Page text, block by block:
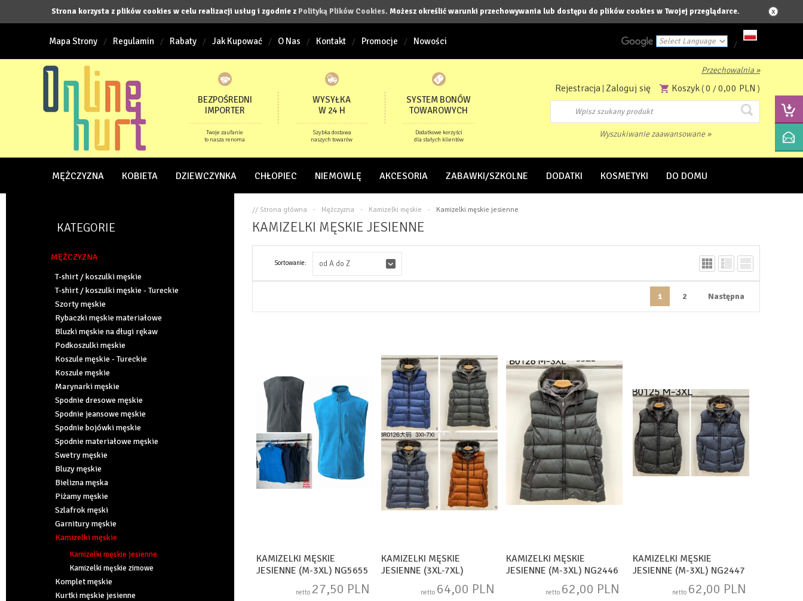
Strona korzysta z plików cookies w celu realizacji usług i zgodnie z Polityką Plików Cookies. Możesz określić warunki przechowywania lub dostępu do plików cookies w Twojej przeglądarce.
Mapa Strony Regulamin Rabaty Jak Kupować O Nas Kontakt Promocje Nowości /
BEZPOŚREDNI
IMPORTER
Twoje zaufanie
to nasza renoma
WYSYŁKA
W 24 H
Szybka dostawa
naszych towarów
SYSTEM BONÓW
TOWAROWYCH
Dodatkowe korzyści
dla stałych klientów
Przechowalnia »
Rejestracja Zaloguj się Koszyk (0 /0,00 PLN )
Wyszukiwanie zaawansowane »
MĘŻCZYZNA KOBIETA DZIEWCZYNKA CHŁOPIEC NIEMOWLĘ AKCESORIA ZABAWKI/SZKOLNE DODATKI KOSMETYKI DO DOMU
KATEGORIE
MĘŻCZYZNA
T-shirt / koszulki męskie
T-shirt / koszulki męskie - Tureckie
Szorty męskie
Rybaczki męskie materiałowe
Bluzki męskie na długi rękaw
Podkoszulki męskie
Koszule męskie - Tureckie
Koszule męskie
Marynarki męskie
Spodnie dresowe męskie
Spodnie jeansowe męskie
Spodnie bojówki męskie
Spodnie materiałowe męskie
Swetry męskie
Bluzy męskie
Bielizna męska
Piżamy męskie
Szlafrok męski
Garnitury męskie
Kamizelki męskie
Kamizelki męskie jesienne
Kamizelki męskie zimowe
Komplet męskie
Kurtki męskie jesienne
// Strona główna - Mężczyzna - Kamizelki męskie - Kamizelki męskie jesienne
KAMIZELKI MĘSKIE JESIENNE
Sortowanie: od A do Z
1 2 Następna
KAMIZELKI MĘSKIE
JESIENNE (M-3XL) NG5655
netto 27,50 PLN
KAMIZELKI MĘSKIE
JESIENNE (3XL-7XL)
netto 64,00 PLN
KAMIZELKI MĘSKIE
JESIENNE (M-3XL) NG2446
netto 62,00 PLN
KAMIZELKI MĘSKIE
JESIENNE (M-3XL) NG2447
netto 62,00 PLN